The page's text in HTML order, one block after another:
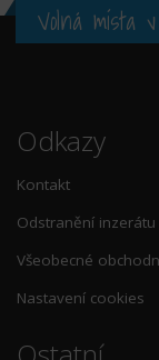
Volná místa
Odkazy
Kontakt
Odstranění inzerátu
Všeobecné
Nastavení cookies